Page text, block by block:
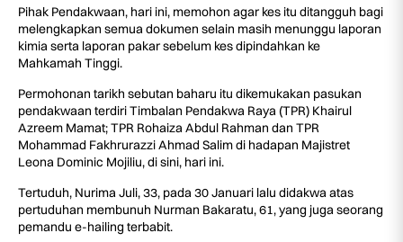
Pihak Pendakwaan, hari ini, memohon agar kes itu ditangguh bagi
melengkapkan semua dokumen selain masih menunggu laporan
kimia serta laporan pakar sebelum kes dipindahkan ke
Mahkamah Tinggi.
Permohonan tarikh sebutan baharu itu dikemukakan pasukan
pendakwaan terdiri Timbalan Pendakwa Raya (TPR) Khairul
Azreem Mamat; TPR Rohaiza Abdul Rahman dan TPR
Mohammad Fakhrurazzi Ahmad Salim di hadapan Majistret
Leona Dominic Mojiliu, di sini, hari ini.
Tertuduh, Nurima Juli, 33, pada 30 Januari lalu didakwa atas
pertuduhan membunuh Nurman Bakaratu, 61, yang juga seorang
pemandu e-hailing terbabit.